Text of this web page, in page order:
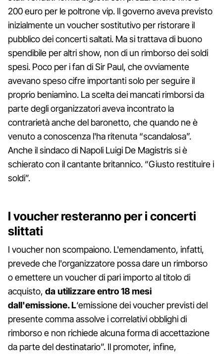
200 euro per le poltrone vip. Il governo aveva previsto
inizialmente un voucher sostitutivo per ristorare il
pubblico dei concerti saltati. Ma si trattava di buono
spendibile per altri show, non di un rimborso dei soldi
spesi. Poco per i fan di Sir Paul, che ovviamente
avevano speso cifre importanti solo per seguire il
proprio beniamino. La scelta dei mancati rimborsi da
parte degli organizzatori aveva incontrato la
contrarietà anche del baronetto, che quando ne è
venuto a conoscenza l'ha ritenuta “scandalosa”.
Anche il sindaco di Napoli Luigi De Magistris si è
schierato con il cantante britannico. “Giusto restituire i
soldi”.
I voucher resteranno per i concerti
slittati
I voucher non scompaiono. L'emendamento, infatti,
prevede che l'organizzatore possa dare un rimborso
o emettere un voucher di pari importo al titolo di
acquisto, da utilizzare entro 18 mesi
dall'emissione. L‘emissione dei voucher previsti del
presente comma assolve i correlativi obblighi di
rimborso e non richiede alcuna forma di accettazione
da parte del destinatario”. Il promoter, infine,